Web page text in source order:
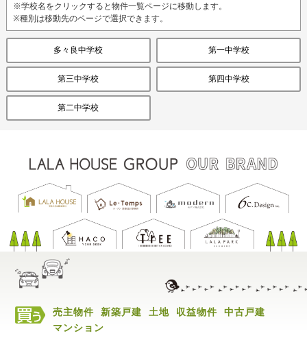
※学校名をクリックすると物件一覧ページに移動します。
※種別は移動先のページで選択できます。
多々良中学校 第一中学校
第三中学校 第四中学校
第二中学校
売主物件 新築戸建 土地 収益物件
中古戸建
マンション